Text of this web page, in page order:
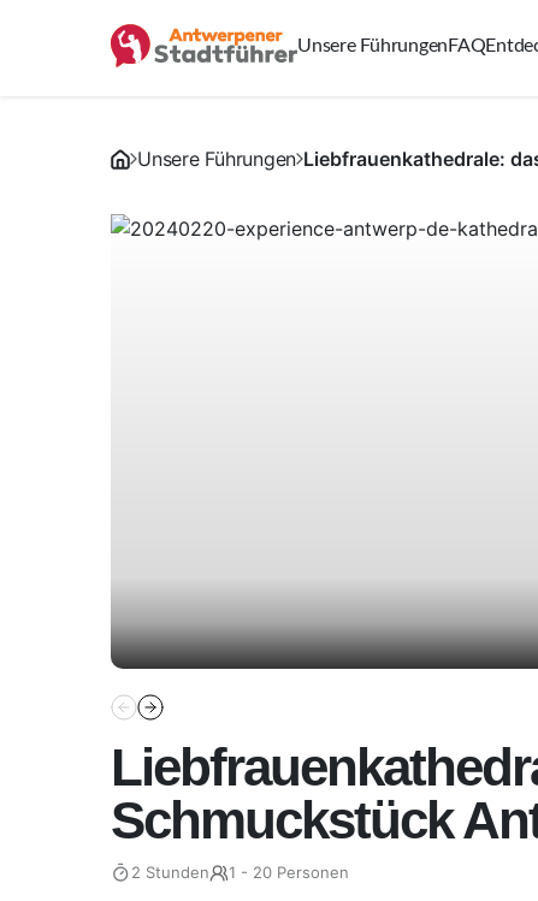
Unsere Führungen FAQ
Unsere Führungen Liebfrauenkathedrale:
Schmuckstück
2 Stunden 1 - 20 Personen